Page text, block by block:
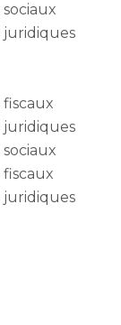
juridiques
fiscaux
juridiques
fiscaux
juridiques